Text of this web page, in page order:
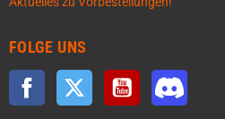
FOLGE UNS
Facebook Twitter YouTube